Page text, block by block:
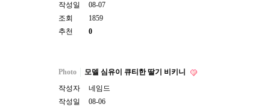
작성일
08-07
조회
1859
추천
0
Photo
모델 심유이 큐티한 딸기 비키니
작성자
네임드
작성일
08-06